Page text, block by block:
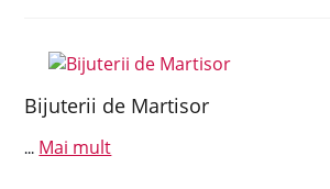
Bijuterii de Martisor
... Mai mult